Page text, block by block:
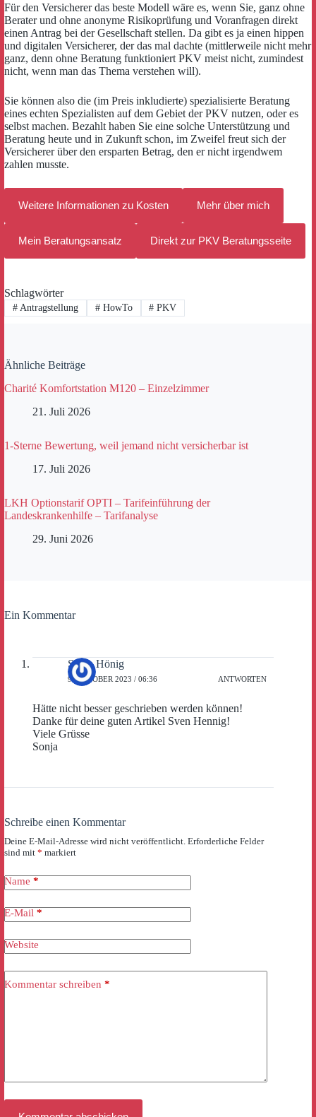
Für den Versicherer das beste Modell wäre es, wenn Sie, ganz ohne
Berater und ohne anonyme Risikoprüfung und Voranfragen direkt
einen Antrag bei der Gesellschaft stellen. Da gibt es ja einen hippen
und digitalen Versicherer, der das mal dachte (mittlerweile nicht mehr
ganz, denn ohne Beratung funktioniert PKV meist nicht, zumindest
nicht, wenn man das Thema verstehen will).
Sie können also die (im Preis inkludierte) spezialisierte Beratung
eines echten Spezialisten auf dem Gebiet der PKV nutzen, oder es
selbst machen. Bezahlt haben Sie eine solche Unterstützung und
Beratung heute und in Zukunft schon, im Zweifel freut sich der
Versicherer über den ersparten Betrag, den er nicht irgendwem
zahlen musste.
Weitere Informationen zu Kosten Mehr über mich
Mein Beratungsansatz Direkt zur PKV Beratungsseite
Schlagwörter
#Antragstellung #HowTo # PKV
Ähnliche Beiträge
Charité Komfortstation M120 – Einzelzimmer
21. Juli 2026
1-Sterne Bewertung, weil jemand nicht versicherbar ist
17. Juli 2026
LKH Optionstarif OPTI – Tarifeinführung der
Landeskrankenhilfe – Tarifanalyse
29. Juni 2026
Ein Kommentar
Sonja Hönig
9. OKTOBER 2023 / 06:36 ANTWORTEN
Hätte nicht besser geschrieben werden können!
Danke für deine guten Artikel Sven Hennig!
Viele Grüsse
Sonja
Schreibe einen Kommentar
Deine E-Mail-Adresse wird nicht veröffentlicht. Erforderliche Felder
sind mit * markiert
Name *
E-Mail *
Website
Kommentar schreiben *